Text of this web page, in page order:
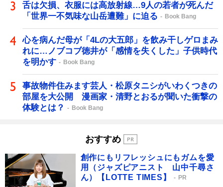
舌は欠損、衣服には高放射線…9人の若者が死んだ
「世界一不気味な山岳遭難」に迫る
Book Bang
心を病んだ母が「4Lの大五郎」を飲み干しゲロまみ
れに…ノブコブ徳井が「感情を失くした」子供時代
を明かす
Book Bang
事故物件住みます芸人・松原タニシがいわくつきの
部屋を大公開 漫画家・清野とおるが聞いた衝撃の
体験とは？
Book Bang
おすすめ
創作にもリフレッシュにもガムを愛
用（ジャズピアニスト 山中千尋さ
ん）【LOTTE TIMES】
PR